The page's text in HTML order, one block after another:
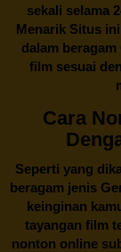
sekali selama
Menarik Situs
dalam
film sesuai
Cara
Seperti yang
beragam jenis
keinginan
tayangan film
nonton online